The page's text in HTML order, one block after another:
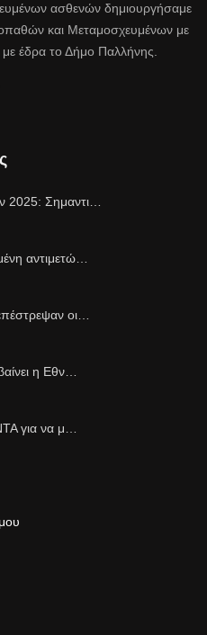
ασθενών δημιουργήσαμε
και Μεταμοσχευμένων με
έδρα το Δήμο Παλλήνης.
2025: Σημαντι…
αντιμετώ…
οι…
η Εθν…
για να μ…